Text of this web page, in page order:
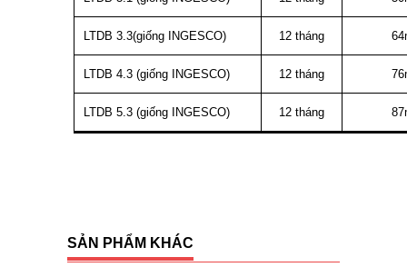
LTDB 3.3(giống INGESCO) 12 tháng
LTDB 4.3 (giống INGESCO) 12 tháng
LTDB 5.3 (giống INGESCO) 12 tháng
SẢN PHẨM KHÁC